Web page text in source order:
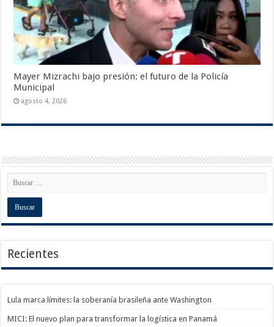
Mayer Mizrachi bajo presión: el futuro de la Policía
Municipal
agosto 4, 2026
Recientes
Lula marca límites: la soberanía brasileña ante Washington
MICI: El nuevo plan para transformar la logística en Panamá